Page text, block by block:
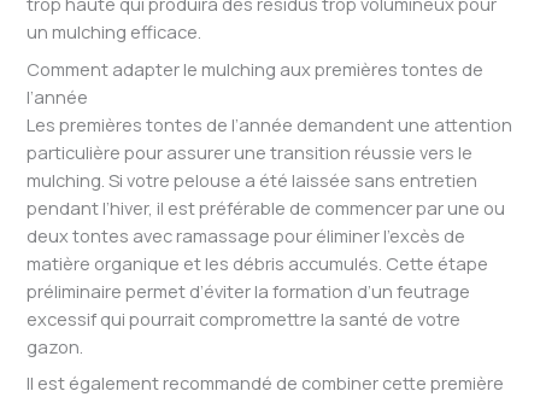
un mulching efficace.
Comment adapter le mulching aux premières tontes de
l’année
Les premières tontes de l’année demandent une attention
particulière pour assurer une transition réussie vers le
mulching. Si votre pelouse a été laissée sans entretien
pendant l’hiver, il est préférable de commencer par une ou
deux tontes avec ramassage pour éliminer l’excès de
matière organique et les débris accumulés. Cette étape
préliminaire permet d’éviter la formation d’un feutrage
excessif qui pourrait compromettre la santé de votre
gazon.
Il est également recommandé de combiner cette première